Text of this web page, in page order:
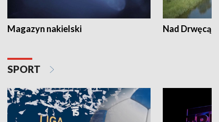
Magazyn nakielski Nad Drwęcą
SPORT